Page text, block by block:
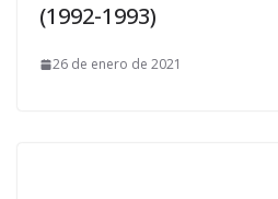
(1992-1993)
26 de enero de 2021